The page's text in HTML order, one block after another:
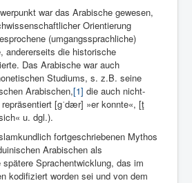
war das Arabische gewesen,
Orientierung
(umgangssprachliche)
andererseits die historische
Das Arabische war auch
Studiums, s. z.B. seine
Arabischen,[1] die auch nicht-
[gˈdær] »er konnte«, [ţ
u. dgl.).
fortgeschriebenen Mythos
Arabischen als
Sprachentwicklung, das im
kodifiziert worden sei und von dem